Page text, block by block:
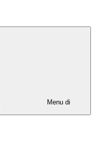
Menu di